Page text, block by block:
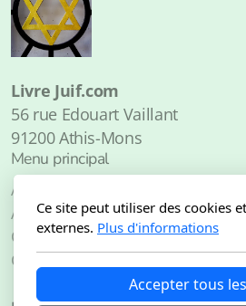
Livre Juif.com
56 rue Edouart Vaillant
91200 Athis-Mons
Menu principal
Accueil
À propos de
Catalogue
Contact
Ce site peut utiliser des cookies
externes. Plus d'informations
Accepter tous